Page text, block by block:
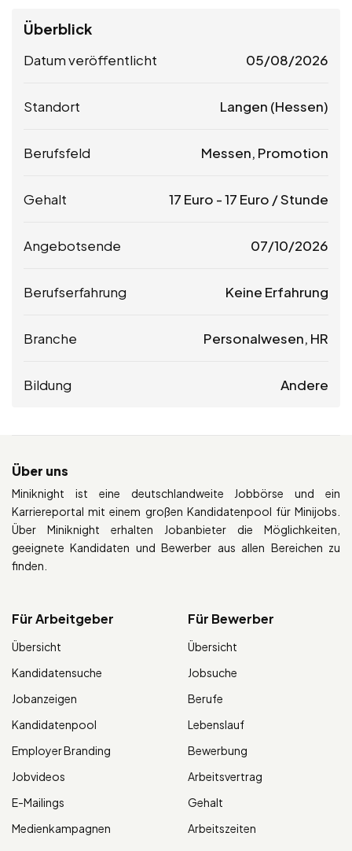
Überblick
Datum veröffentlicht 05/08/2026
Standort Langen (Hessen)
Berufsfeld Messen, Promotion
Gehalt 17 Euro -17 Euro / Stunde
Angebotsende 07/10/2026
Berufserfahrung Keine Erfahrung
Branche Personalwesen, HR
Bildung Andere
Über uns
Miniknight ist eine deutschlandweite Jobbörse und ein
Karriereportal mit einem großen Kandidatenpool für Minijobs.
Über Miniknight erhalten Jobanbieter die Möglichkeiten,
geeignete Kandidaten und Bewerber aus allen Bereichen zu
finden.
Für Arbeitgeber
Übersicht
Kandidatensuche
Jobanzeigen
Kandidatenpool
Employer Branding
Jobvideos
E-Mailings
Medienkampagnen
Für Bewerber
Übersicht
Jobsuche
Berufe
Lebenslauf
Bewerbung
Arbeitsvertrag
Gehalt
Arbeitszeiten